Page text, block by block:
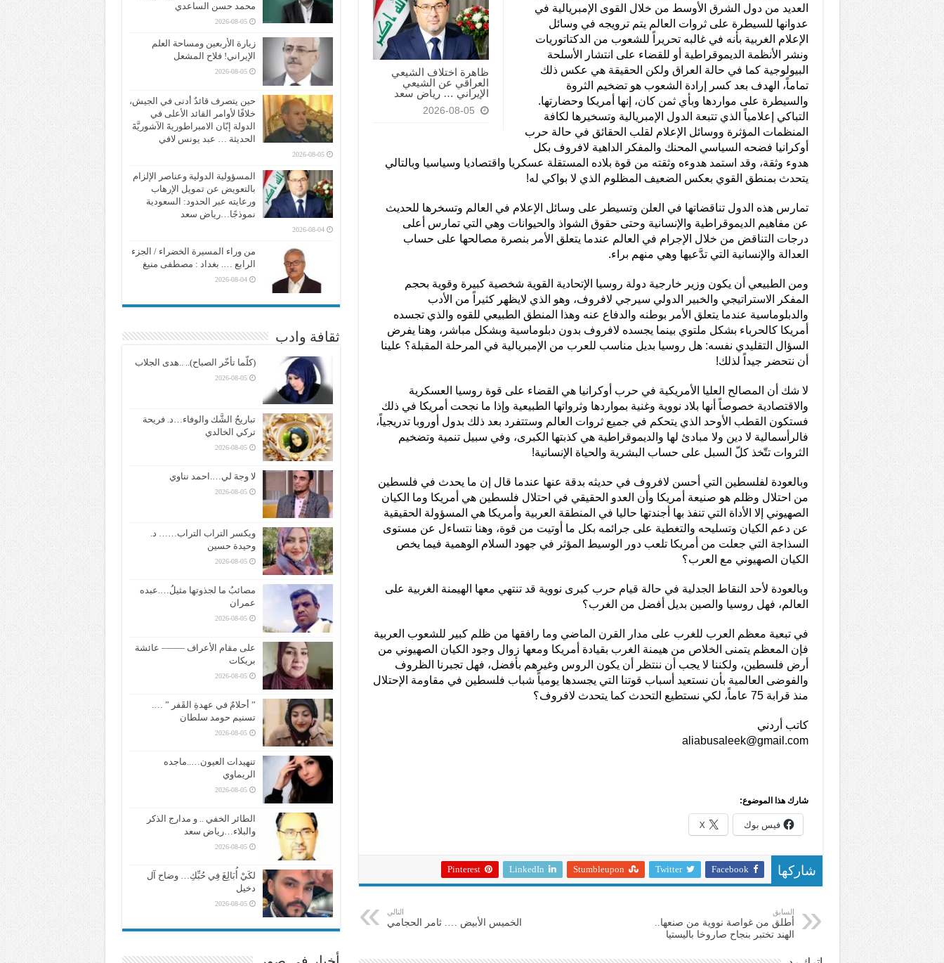
ظاهرة اختلاف الشيعي
العراقي عن الشيعي
الإيراني … رياض سعد
2026-08-05
العديد من دول الشرق الأوسط من خلال القوى الإمبريالية في
عدوانها للسيطرة على ثروات العالم يتم ترويجه في وسائل
الإعلام الغربية بأنه في غالبه تحريراً للشعوب من الدكتاتوريات
ونشر الأنظمة الديموقراطية أو للقضاء على انتشار الأسلحة
البيولوجية كما في حالة العراق ولكن الحقيقة هي عكس ذلك
تماماً، الهدف بعد كسر إرادة الشعوب هو تضخيم الثروة
والسيطرة على مواردها وبأي ثمن كان، إنها أمريكا وحضارتها.
التباكي إعلامياً الذي تتبعة الدول الإمبريالية وتسخيرها لكافة
المنظمات المؤثرة ووسائل الإعلام لقلب الحقائق في حالة حرب
أوكرانيا فضحه السياسي المحنك والمفكر الداهية لافروف بكل
هدوء وثقة، وقد استمد هدوءه وثقته من قوة بلاده المستقلة عسكريا واقتصاديا وسياسيا وبالتالي
يتحدث بمنطق القوي بعكس الضعيف المظلوم الذي لا بواكي له!
تمارس هذه الدول تناقضاتها في العلن وتسيطر على وسائل الإعلام في العالم وتسخرها للحديث
عن مفاهيم الديموقراطية والإنسانية وحتى حقوق الشواذ والحيوانات وهي التي تمارس أعلى
درجات التناقض من خلال الإجرام في العالم عندما يتعلق الأمر بنصرة مصالحها على حساب
العدالة والإنسانية التي تدَّعيها وهي منهم براء.
ومن الطبيعي أن يكون وزير خارجية دولة روسيا الإتحادية القوية شخصية كبيرة وقوية بحجم
المفكر الاستراتيجي والخبير الدولي سيرجي لافروف، وهو الذي لايظهر كثيراً من الأدب
والدبلوماسية عندما يتعلق الأمر بوطنه والدفاع عنه وهذا المنطق الطبيعي للقوه والذي تجسده
أمريكا كالحرباء بشكل ملتوي بينما يجسده لافروف بدون دبلوماسية وبشكل مباشر، وهنا يفرض
السؤال التقليدي نفسه: هل روسيا بديل مناسب للعرب من الإمبريالية في المرحلة المقبلة؟ علينا
أن نتحضر جيداً لذلك!
لا شك أن المصالح العليا الأمريكية في حرب أوكرانيا هي القضاء على قوة روسيا العسكرية
والاقتصادية خصوصاً أنها بلاد نووية وغنية بمواردها وثرواتها الطبيعية وإذا ما نجحت أمريكا في ذلك
فستكون القطب الأوحد الذي يتحكم في جميع ثروات العالم وستتفرد بعد ذلك بدول أوروبا تدريجياً،
فالرأسمالية لا دين ولا مبادئ لها والديموقراطية هي كذبتها الكبرى، وفي سبيل تنمية وتضخيم
الثروات تتّخذ كلّ السبل على حساب البشرية والحياة الإنسانية!
وبالعودة لفلسطين التي أحسن لافروف في حديثه بدقة عنها عندما قال إن ما يحدث في فلسطين
من احتلال وظلم هو صنيعة أمريكا وأن العدو الحقيقي في احتلال فلسطين هي أمريكا وما الكيان
الصهيوني إلا الأداة التي تنفذ بها أجندتها حاليا في المنطقة العربية وأمريكا هي المسؤولة الحقيقية
عن دعم الكيان وتسليحه والتغطية على جرائمه بكل ما أوتيت من قوة، وهنا نتساءل عن مستوى
السذاجة التي جعلت من أمريكا تلعب دور الوسيط المؤثر في جهود السلام الوهمية فيما يخص
الكيان الصهيوني مع العرب؟
وبالعودة لأحد النقاط الجدلية في حالة قيام حرب كبرى نووية قد تنتهي معها الهيمنة الغربية على
العالم، فهل روسيا والصين بديل أفضل من الغرب؟
في تبعية معظم العرب للغرب على مدار القرن الماضي وما رافقها من ظلم كبير للشعوب العربية
فإن المعظم يتمنى الخلاص من هيمنة الغرب بقيادة أمريكا ومعها زوال وجود الكيان الصهيوني من
أرض فلسطين، ولكننا لا يجب أن ننتظر أن يكون الروس وغيرهم بأفضل، فهل تجبرنا الظروف
والفوضى العالمية بأن نستعيد أسباب قوتنا التي يجسدها يومياً شباب فلسطين في مقاومة الإحتلال
منذ قرابة 75 عاماً، لكي نستطيع التحدث كما يتحدث لافروف؟
كاتب أردني
aliabusaleek@gmail.com
شارك هذا الموضوع:
فيس بوك X
شاركها Facebook
Twitter
Stumbleupon
LinkedIn
Pinterest
السابق
أطلق من غواصة نووية من صنعها..
الهند تختبر بنجاح صاروخا باليستيا
التالي
الخميس الأبيض …. ثامر الحجامي
محمد حسن الساعدي
2026-08-05
زيارة الأربعين ومساحة العلم
الإيراني! فلاح المشعل
2026-08-05
حين يتصرف قائدٌ أدنى في الجيش،
خلافًا لأوامر القائد الأعلى في
الدولة إبّان الامبراطوريةَ الآشوريَّةَ
الحديثة … عبد يونس لافي
2026-08-05
المسؤولية الدولية وعناصر الإلزام
بالتعويض عن تمويل الإرهاب
ورعايته عبر الحدود: السعودية
نموذجًا…رياض سعد
2026-08-04
من وراء المسيرة الخضراء / الجزء
الرابع …. بغداد : مصطفى منيغ
2026-08-04
ثقافة وادب
(كلّما تأخّر الصباح).. ..هدى الجلاب
2026-08-05
تباريحُ الشَّك والوفاء…د. فريحة
تركي الخالدي
2026-08-05
لا وجهَ لي….احمد نناوي
2026-08-05
ويكسر التراب التراب…… د.
وحيدة حسين
2026-08-05
مصائبُ ما لجذوتها مثيلُ….عبده
عمران
2026-08-05
على مقام الأعراف ——– عائشة
بريكات
2026-08-05
” أحلامٌ في عهدةِ القَفر ” ….
تسنيم حومد سلطان
2026-08-05
تنهيدات العيون…..ماجده
الريماوي
2026-08-05
الطائر الخفي .. و مدارج الذكر
والبلاء…رياض سعد
2026-08-05
لكَيْ أُبَالِغَ فِي حُبِّكِ… وضاح آل
دخيل
2026-08-05